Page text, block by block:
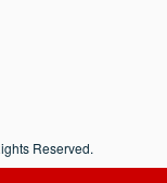
Reserved.